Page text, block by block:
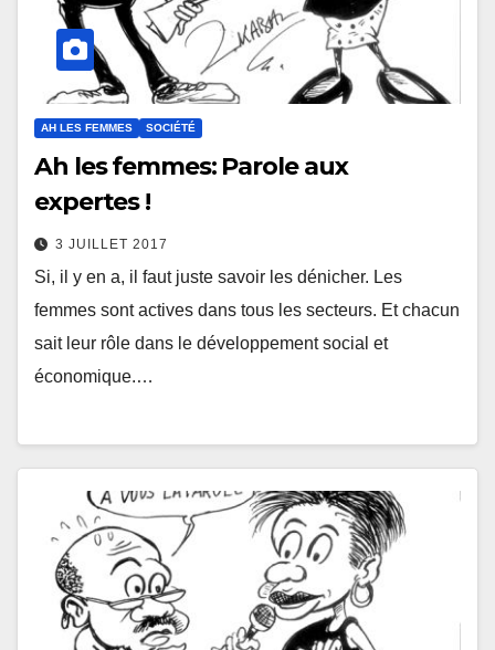
AH LES FEMMES SOCIÉTÉ
Ah les femmes: Parole aux
expertes !
3 JUILLET 2017
Si, il y en a, il faut juste savoir les dénicher. Les
femmes sont actives dans tous les secteurs. Et chacun
sait leur rôle dans le développement social et
économique.…